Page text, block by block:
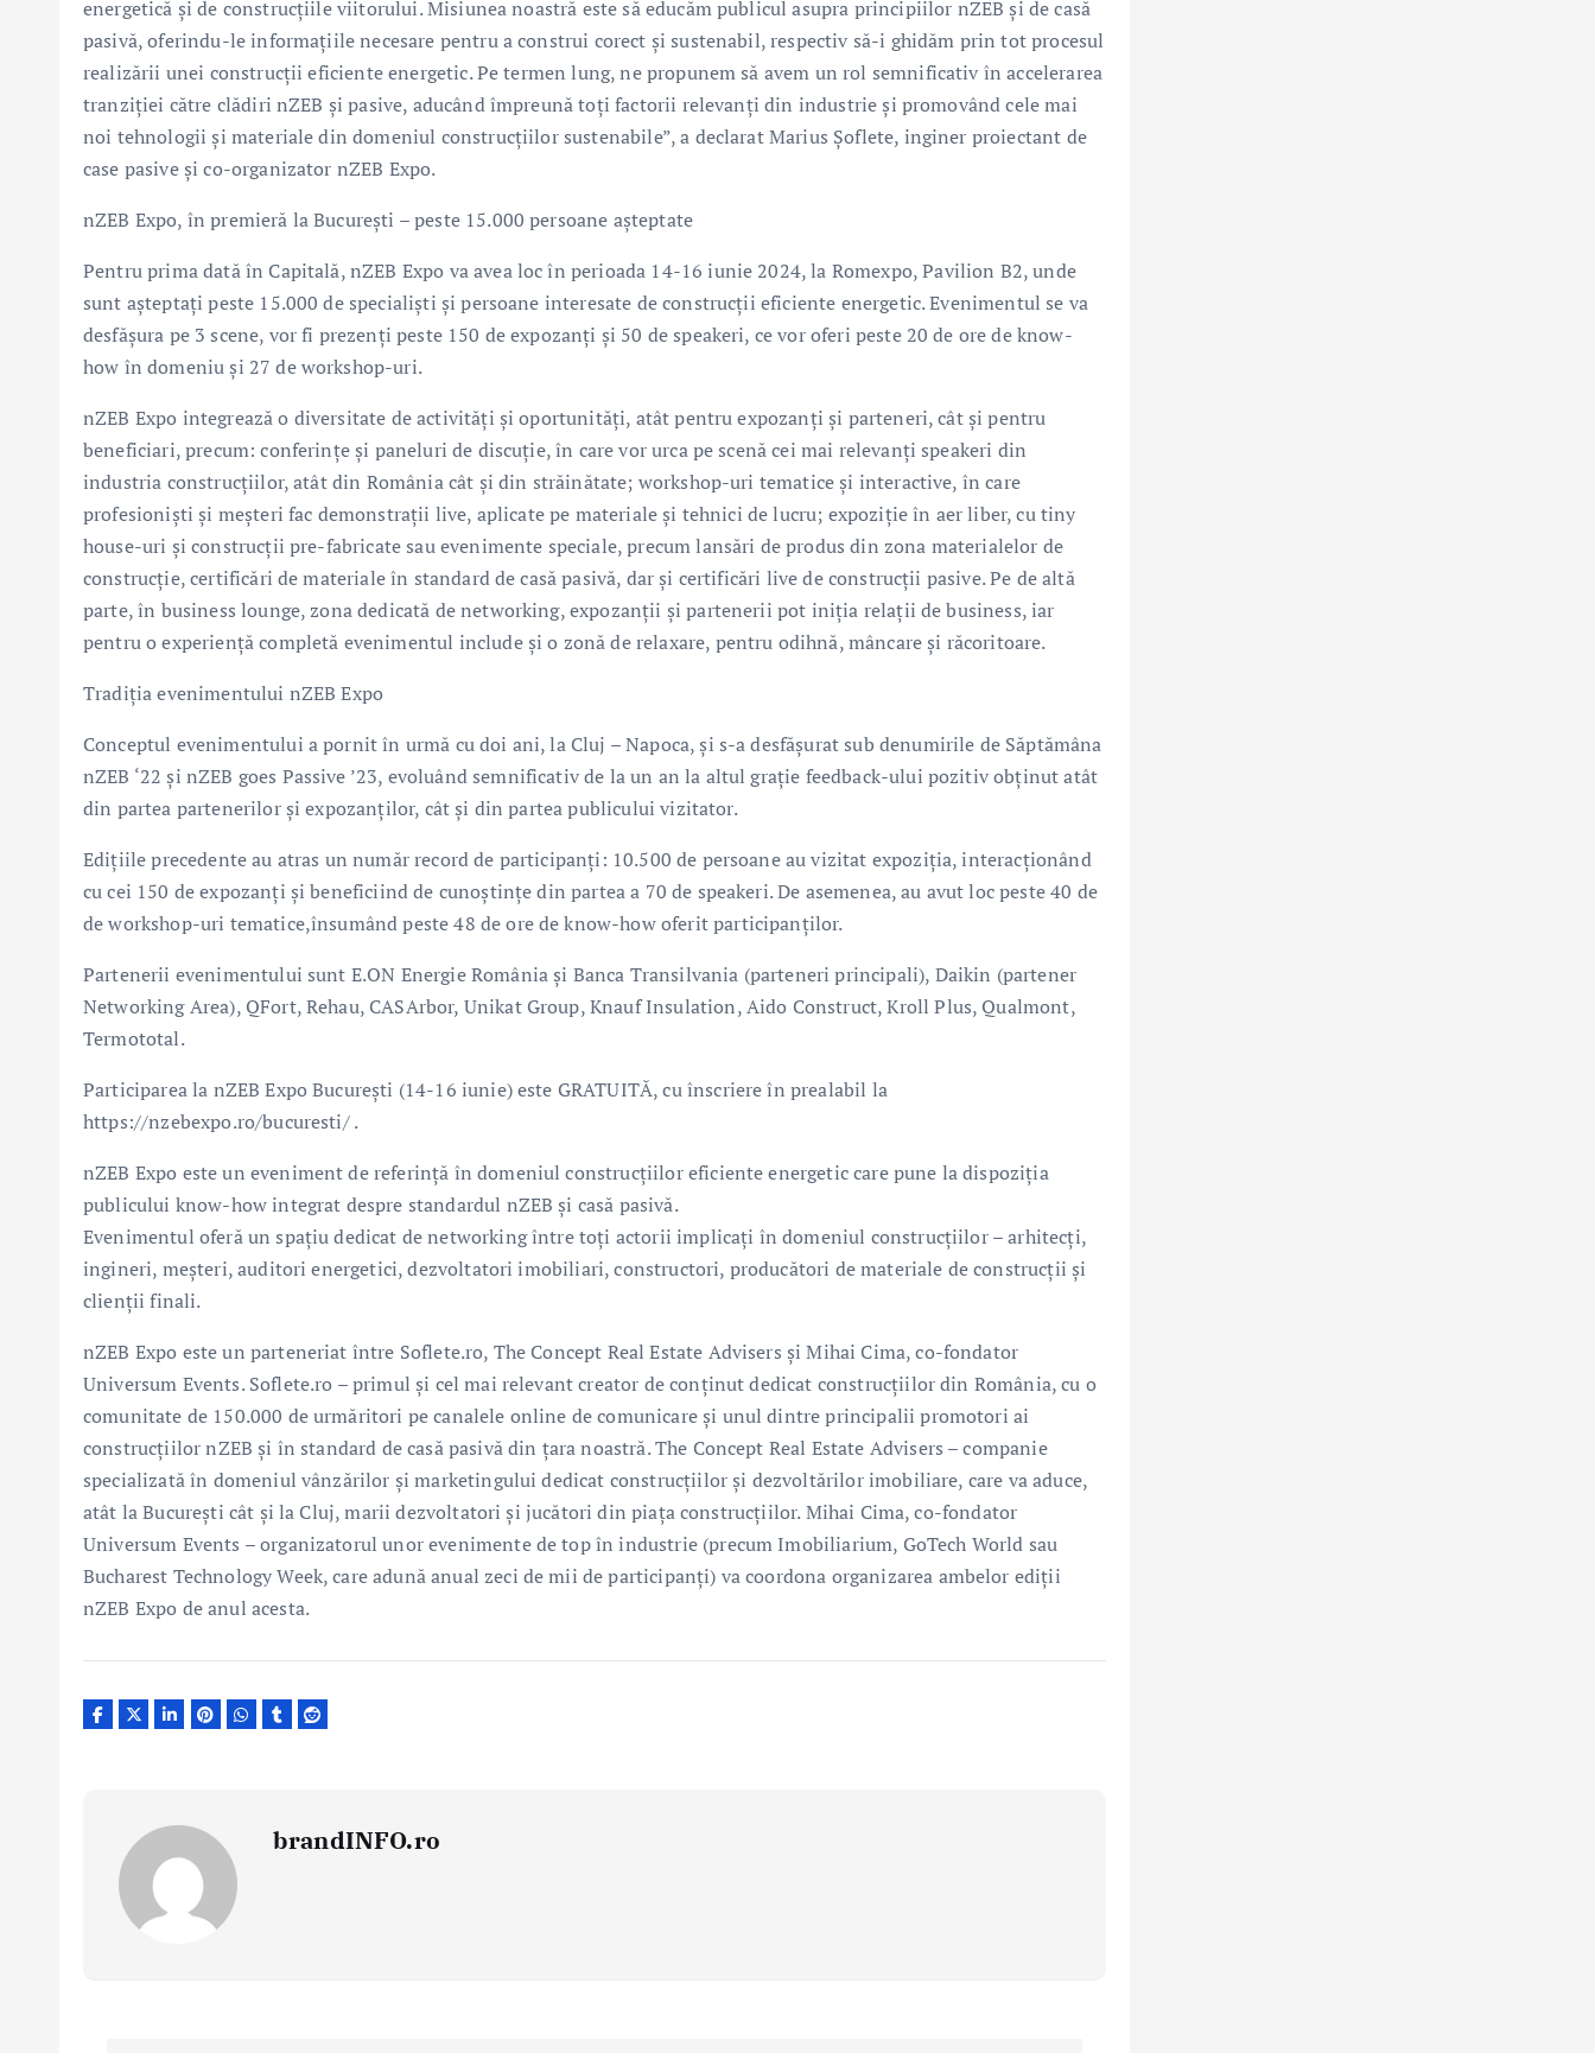
energetică și de construcțiile viitorului. Misiunea noastră este să educăm publicul asupra principiilor nZEB și de casă
pasivă, oferindu-le informațiile necesare pentru a construi corect și sustenabil, respectiv să-i ghidăm prin tot procesul
realizării unei construcții eficiente energetic. Pe termen lung, ne propunem să avem un rol semnificativ în accelerarea
tranziției către clădiri nZEB și pasive, aducând împreună toți factorii relevanți din industrie și promovând cele mai
noi tehnologii și materiale din domeniul construcțiilor sustenabile”, a declarat Marius Șoflete, inginer proiectant de
case pasive și co-organizator nZEB Expo.
nZEB Expo, în premieră la București – peste 15.000 persoane așteptate
Pentru prima dată în Capitală, nZEB Expo va avea loc în perioada 14-16 iunie 2024, la Romexpo, Pavilion B2, unde
sunt așteptați peste 15.000 de specialiști și persoane interesate de construcții eficiente energetic. Evenimentul se va
desfășura pe 3 scene, vor fi prezenți peste 150 de expozanți și 50 de speakeri, ce vor oferi peste 20 de ore de know-
how în domeniu și 27 de workshop-uri.
nZEB Expo integrează o diversitate de activități și oportunități, atât pentru expozanți și parteneri, cât și pentru
beneficiari, precum: conferințe și paneluri de discuție, în care vor urca pe scenă cei mai relevanți speakeri din
industria construcțiilor, atât din România cât și din străinătate; workshop-uri tematice și interactive, în care
profesioniști și meșteri fac demonstrații live, aplicate pe materiale și tehnici de lucru; expoziție în aer liber, cu tiny
house-uri și construcții pre-fabricate sau evenimente speciale, precum lansări de produs din zona materialelor de
construcție, certificări de materiale în standard de casă pasivă, dar și certificări live de construcții pasive. Pe de altă
parte, în business lounge, zona dedicată de networking, expozanții și partenerii pot iniția relații de business, iar
pentru o experiență completă evenimentul include și o zonă de relaxare, pentru odihnă, mâncare și răcoritoare.
Tradiția evenimentului nZEB Expo
Conceptul evenimentului a pornit în urmă cu doi ani, la Cluj – Napoca, și s-a desfășurat sub denumirile de Săptămâna
nZEB ‘22 și nZEB goes Passive ’23, evoluând semnificativ de la un an la altul grație feedback-ului pozitiv obținut atât
din partea partenerilor și expozanților, cât și din partea publicului vizitator.
Edițiile precedente au atras un număr record de participanți: 10.500 de persoane au vizitat expoziția, interacționând
cu cei 150 de expozanți și beneficiind de cunoștințe din partea a 70 de speakeri. De asemenea, au avut loc peste 40 de
de workshop-uri tematice,însumând peste 48 de ore de know-how oferit participanților.
Partenerii evenimentului sunt E.ON Energie România și Banca Transilvania (parteneri principali), Daikin (partener
Networking Area), QFort, Rehau, CASArbor, Unikat Group, Knauf Insulation, Aido Construct, Kroll Plus, Qualmont,
Termototal.
Participarea la nZEB Expo București (14-16 iunie) este GRATUITĂ, cu înscriere în prealabil la
https://nzebexpo.ro/bucuresti/ .
nZEB Expo este un eveniment de referință în domeniul construcțiilor eficiente energetic care pune la dispoziția
publicului know-how integrat despre standardul nZEB și casă pasivă.
Evenimentul oferă un spațiu dedicat de networking între toți actorii implicați în domeniul construcțiilor – arhitecți,
ingineri, meșteri, auditori energetici, dezvoltatori imobiliari, constructori, producători de materiale de construcții și
clienții finali.
nZEB Expo este un parteneriat între Soflete.ro, The Concept Real Estate Advisers și Mihai Cima, co-fondator
Universum Events. Soflete.ro – primul și cel mai relevant creator de conținut dedicat construcțiilor din România, cu o
comunitate de 150.000 de urmăritori pe canalele online de comunicare și unul dintre principalii promotori ai
construcțiilor nZEB și în standard de casă pasivă din țara noastră. The Concept Real Estate Advisers – companie
specializată în domeniul vânzărilor și marketingului dedicat construcțiilor și dezvoltărilor imobiliare, care va aduce,
atât la București cât și la Cluj, marii dezvoltatori și jucători din piața construcțiilor. Mihai Cima, co-fondator
Universum Events – organizatorul unor evenimente de top în industrie (precum Imobiliarium, GoTech World sau
Bucharest Technology Week, care adună anual zeci de mii de participanți) va coordona organizarea ambelor ediții
nZEB Expo de anul acesta.
brandINFO.ro